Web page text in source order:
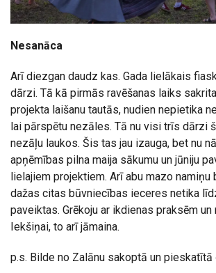
Nesanāca
Arī diezgan daudz kas. Gada lielākais
dārzi. Tā kā pirmās ravēšanas laiks
projekta laišanu tautās, nudien nepietika
lai pārspētu nezāles. Tā nu visi trīs dārzi
nezāļu laukos. Šis tas jau izauga, bet nu
apņēmības pilna maija sākumu un jūniju
lielajiem projektiem. Arī abu mazo namiņu
dažas citas būvniecības ieceres netika
paveiktas. Grēkoju ar ikdienas praksēm
Iekšiņai, to arī jāmaina.
p.s. Bilde no Zalānu sakoptā un pieskatītā